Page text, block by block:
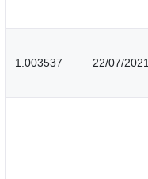
1.003537 22/07/2021